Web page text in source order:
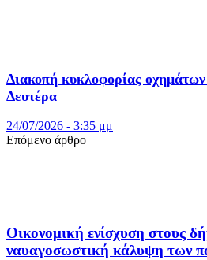
Διακοπή κυκλοφορίας
Δευτέρα
24/07/2026 - 3:35 μμ
Επόμενο άρθρο
Οικονομική ενίσχυση στους
ναυαγοσωστική κάλυψη των